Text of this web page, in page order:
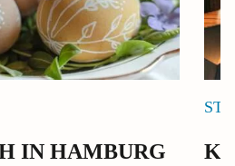
IN HAMBURG